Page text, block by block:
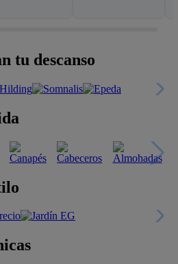
tu descanso